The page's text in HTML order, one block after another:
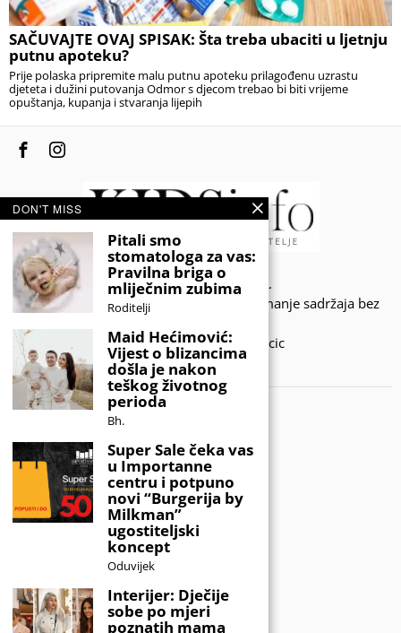
SAČUVAJTE OVAJ SPISAK: Šta treba ubaciti u ljetnju
putnu apoteku?
Prije polaska pripremite malu putnu apoteku prilagođenu uzrastu
djeteta i dužini putovanja Odmor s djecom trebao bi biti vrijeme
opuštanja, kupanja i stvaranja lijepih
© 2020 - KIDSINFO.BA.
Sva prava zadržana. Zabranjeno preuzimanje sadržaja bez
Developed by Amar SIjercic
IZAŠAO JE NOVI MAGAZIN!
DON'T MISS
Pitali smo
stomatologa za vas:
Pravilna briga o
mliječnim zubima
Roditelji
Maid Hećimović:
Vijest o blizancima
došla je nakon
teškog životnog
perioda
Bh.
Super Sale čeka vas
u Importanne
centru i potpuno
novi “Burgerija by
Milkman”
ugostiteljski
koncept
Oduvijek
Interijer: Dječije
sobe po mjeri
poznatih mama